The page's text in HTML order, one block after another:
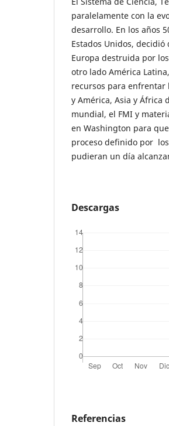
paralelamente con la
desarrollo. En los años
Estados Unidos,
Europa destruida por
otro lado América
recursos para
y América, Asia y
mundial, el FMI y
en Washington para
proceso definido por
pudieran un día
Descargas
Referencias